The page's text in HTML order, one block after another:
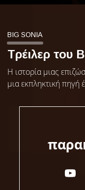
BIG SONIA
Τρέιλερ του
Η ιστορία μιας
μια εκπληκτική